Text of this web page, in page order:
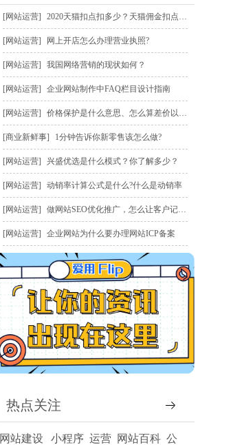
网站运营 2020天猫扣点扣多少？天猫佣金扣点规则？
网站运营 网上开店怎么办理营业执照?
网站运营 我国网络营销的现状如何？
网站运营 企业网站制作中FAQ栏目设计指南
网站运营 价格保护是什么意思、怎么算差价以及怎么申请价保赔偿？
商业新鲜事 1分钟告诉你新零售该怎么做?
网站运营 兴盛优选是什么模式？你了解多少？
网站运营 动销率计算公式是什么?什么是动销率
网站运营 做网站SEO优化推广，怎么让客户记住我？
网站运营 企业网站为什么要办理网站ICP备案
热点关注
网站建设 小程序 运营 网站百科 公